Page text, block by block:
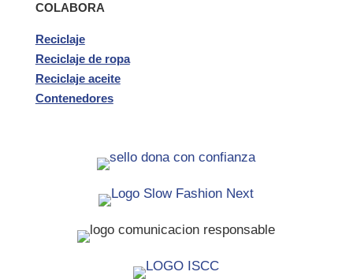
COLABORA
Reciclaje
Reciclaje de ropa
Reciclaje aceite
Contenedores